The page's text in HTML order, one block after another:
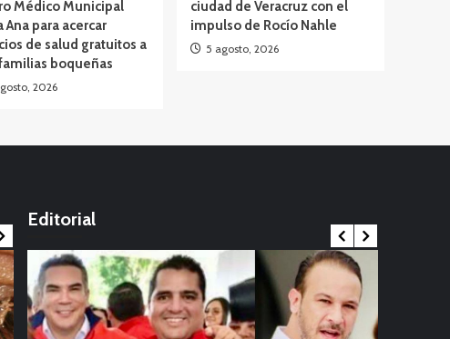
Médico Municipal
Ana para acercar
de salud gratuitos a
boqueñas
2026
ciudad de Veracruz con el
impulso de Rocío Nahle
5 agosto, 2026
Internacional
Internacional
Editorial